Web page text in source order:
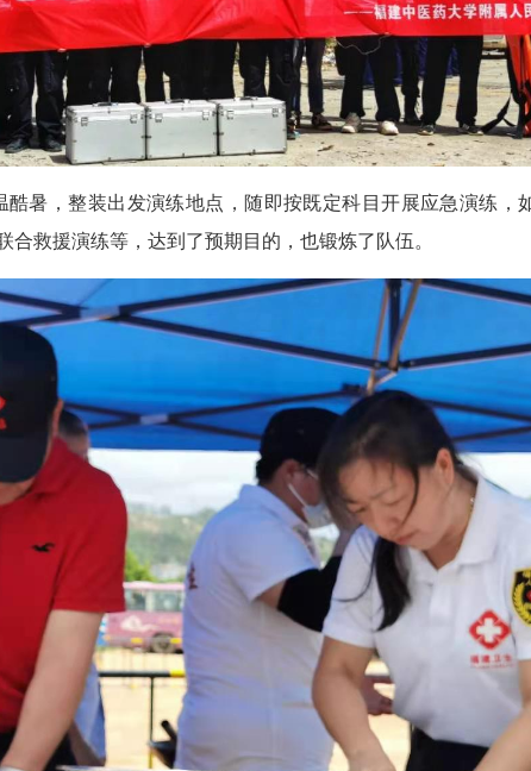
暑，整装出发演练地点，随即按既定科目开展应急演练，
救援演练等，达到了预期目的，也锻炼了队伍。